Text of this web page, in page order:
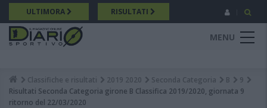
Salta
al
contenuto
principale
ULTIMORA RISULTATI
MENU
Breadcrumb
Classifiche e risultati 2019 2020 Seconda Categoria B
9
Risultati Seconda Categoria girone B Classifica 2019/2020, giornata 9
ritorno del 22/03/2020